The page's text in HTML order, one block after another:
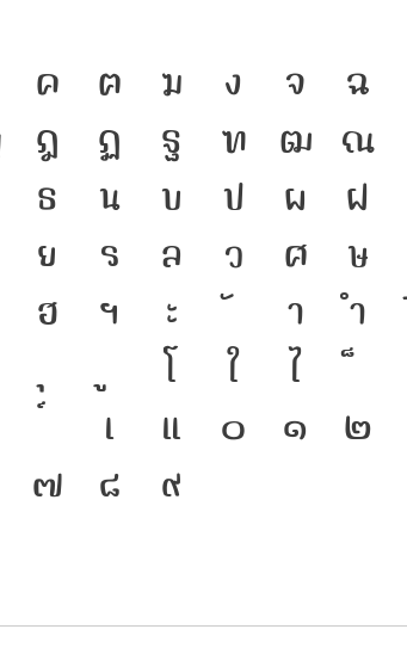
ค ฅ ฆ ง จ ฉ
ฎ ฏ ฐ ฑ ฒ ณ
ธ น บ ป ผ ฝ
ย ร ล ว ศ ษ
ฮ ฯ ะ า
ำ
โ
ใ
ไ
เ
แ ๐ ๑ ๒
๗ ๘ ๙